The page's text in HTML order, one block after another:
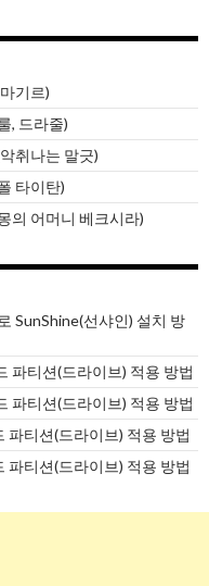
기르)
, 드라줄)
취나는 말긋)
타이탄)
의 어머니 베크시라)
SunShine(선샤인) 설치 방
파티션(드라이브) 적용 방법
파티션(드라이브) 적용 방법
파티션(드라이브) 적용 방법
파티션(드라이브) 적용 방법